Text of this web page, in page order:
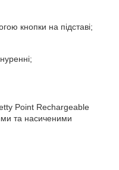
кнопки на підставі;
Point Rechargeable
та насиченими